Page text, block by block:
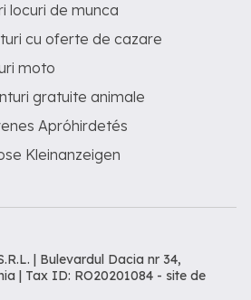
locuri de munca
cu oferte de cazare
moto
gratuite animale
Apróhirdetés
Kleinanzeigen
| Bulevardul Dacia nr 34,
| Tax ID: RO20201084 - site de